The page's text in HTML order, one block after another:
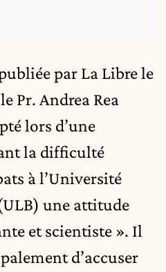
par La Libre le
Pr. Andrea Rea
lors d’une
la difficulté
à l’Université
une attitude
et scientiste ». Il
d’accuser